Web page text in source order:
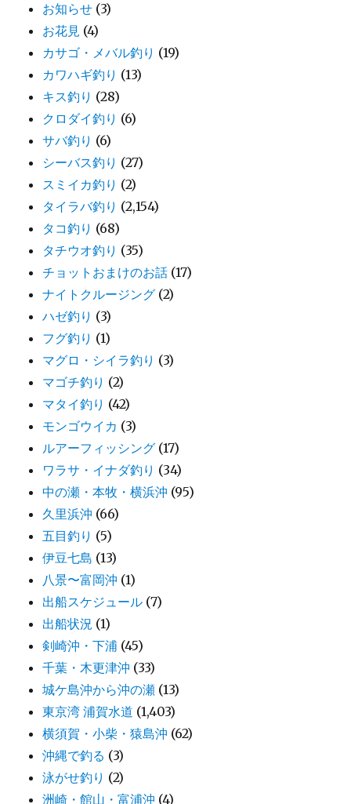
お知らせ (3)
お花見 (4)
カサゴ・メバル釣り (19)
カワハギ釣り (13)
キス釣り (28)
クロダイ釣り (6)
サバ釣り (6)
シーバス釣り (27)
スミイカ釣り (2)
タイラバ釣り (2,154)
タコ釣り (68)
タチウオ釣り (35)
チョットおまけのお話 (17)
ナイトクルージング (2)
ハゼ釣り (3)
フグ釣り (1)
マグロ・シイラ釣り (3)
マゴチ釣り (2)
マタイ釣り (42)
モンゴウイカ (3)
ルアーフィッシング (17)
ワラサ・イナダ釣り (34)
中の瀬・本牧・横浜沖 (95)
久里浜沖 (66)
五目釣り (5)
伊豆七島 (13)
八景〜富岡沖 (1)
出船スケジュール (7)
出船状況 (1)
剣崎沖・下浦 (45)
千葉・木更津沖 (33)
城ケ島沖から沖の瀬 (13)
東京湾 浦賀水道 (1,403)
横須賀・小柴・猿島沖 (62)
沖縄で釣る (3)
泳がせ釣り (2)
洲崎・館山・富浦沖 (4)